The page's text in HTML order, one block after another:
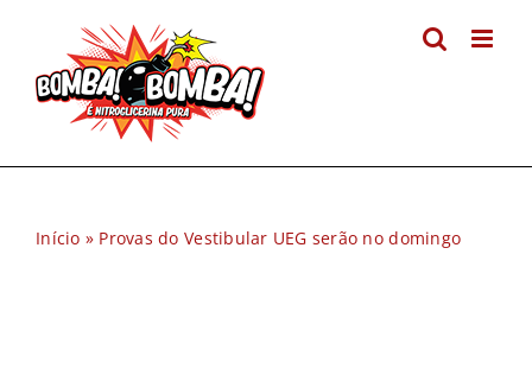
conteúdo
Início » Provas do Vestibular UEG serão no domingo